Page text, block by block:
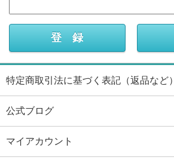
特定商取引法に基づく表記（返品など）
公式ブログ
マイアカウント